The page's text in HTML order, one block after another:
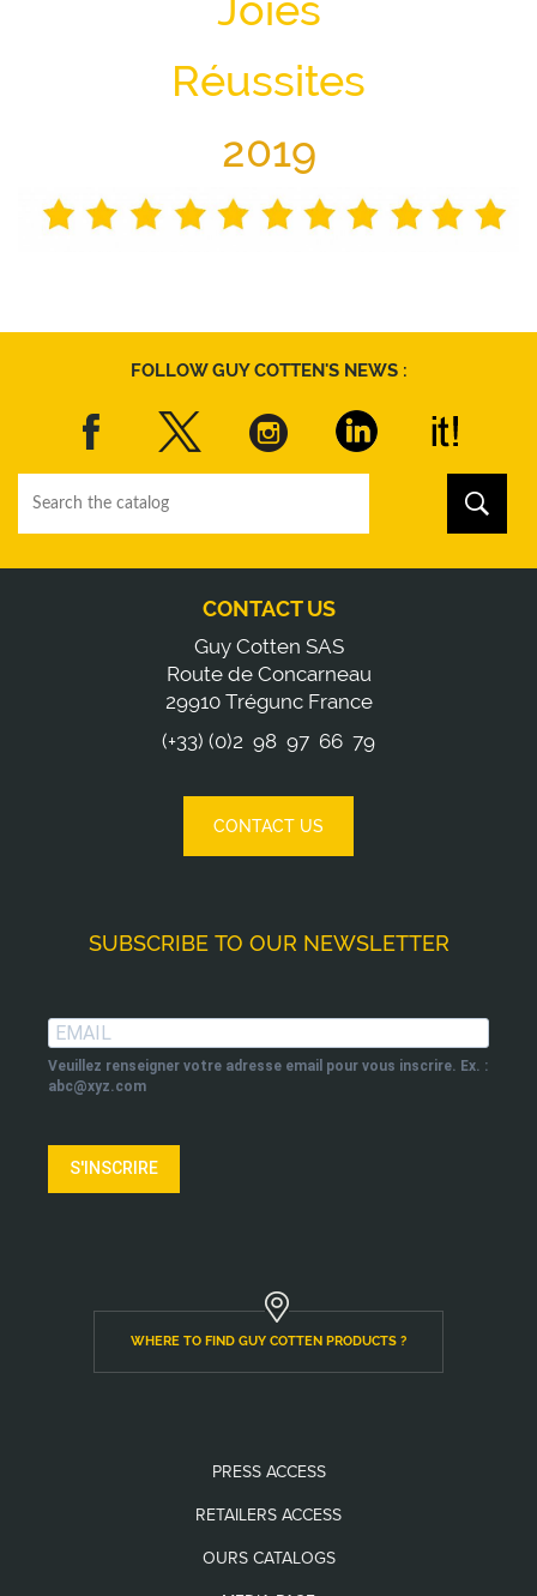
Réussites
2019
FOLLOW GUY COTTEN'S NEWS :
CONTACT US
Guy Cotten SAS
Route de Concarneau
29910 Trégunc France
(+33) (0)2 98 97 66 79
CONTACT US
SUBSCRIBE TO OUR NEWSLETTER
Veuillez renseigner votre adresse email pour vous inscrire. Ex. :
abc@xyz.com
S'INSCRIRE
WHERE TO FIND GUY COTTEN PRODUCTS ?
PRESS ACCESS
RETAILERS ACCESS
OURS CATALOGS